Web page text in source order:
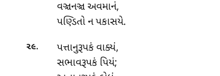
વઞ્ચનઞ્ચઅવમાનં,
પણ્ડિતો ન પકાસયે.
૨૯.
પત્તાનુરૂપકં વાક્યં,
સભાવરૂપકં પિયં;